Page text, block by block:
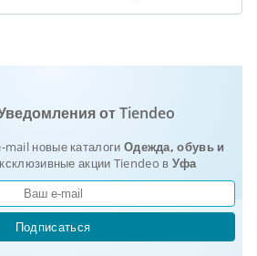
от Tiendeo
mail новые каталоги Одежда, обувь и
акции Tiendeo в Уфа
Подписаться